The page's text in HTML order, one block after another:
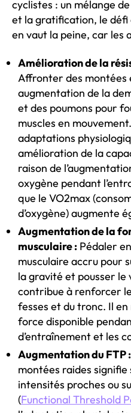
cyclistes : un mélange
et la gratification, le défi
en vaut la peine, car les
Amélioration de la
Affronter des montées
augmentation de la
et des poumons pour
muscles en
adaptations
amélioration de la
raison de
oxygène pendant
que le VO2max
d’oxygène) augmente
Augmentation de la
musculaire : Pédaler
musculaire accru pour
la gravité et pousser le
contribue à renforcer
fesses et du tronc. Il
force disponible
d’entraînement et les
Augmentation du FTP :
montées raides
intensités proches ou
(Functional Threshold